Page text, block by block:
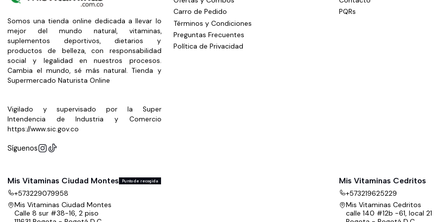
Somos una tienda online dedicada a llevar lo
mejor del mundo natural, vitaminas,
suplementos deportivos, dietarios y
productos de belleza, con responsabilidad
social y legalidad en nuestros procesos.
Cambia el mundo, sé más natural. Tienda y
Supermercado Naturista Online
Vigilado y supervisado por la Super
Intendencia de Industria y Comercio
https://www.sic.gov.co
Síguenos
Carro de Pedido
Términos y Condiciones
Preguntas Frecuentes
Política de Privacidad
PQRs
Mis Vitaminas Ciudad Montes Punto de recogida
+573229079958
Mis Vitaminas Ciudad Montes
Calle 8 sur #38-16, 2 piso
Mis Vitaminas Cedritos
+573219625229
Mis Vitaminas Cedritos
calle 140 #12b -61, local 21